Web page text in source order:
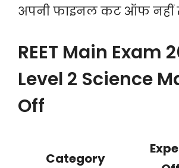
अपनी फाइनल कट ऑफ
REET Main Exam
Level 2 Science
Off
Category